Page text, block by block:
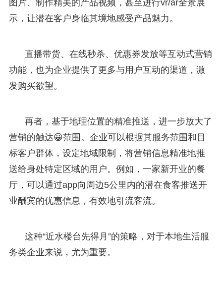
图片、制作精美的产品视频，甚至进行vr/ar全景展
示，让潜在客户身临其境地感受产品魅力。
直播带货、在线秒杀、优惠券发放等互动式营销
功能，也为企业提供了更多与用户互动的渠道，激
发购买欲望。
再者，基于地理位置的精准推送，进一步放大了
营销的触达😀范围。企业可以根据其服务范围和目
标客户群体，设定地域限制，将营销信息精准地推
送给身处特定区域的用户。例如，一家新开业的餐
厅，可以通过app向周边5公里内的潜在食客推送开
业酬宾的优惠信息，有效地引流客流。
这种“近水楼台先得月”的策略，对于本地生活服
务类企业来说，尤为重要。